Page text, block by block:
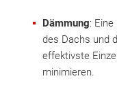
Dämmung:
des Dachs und
effektivste
minimieren.